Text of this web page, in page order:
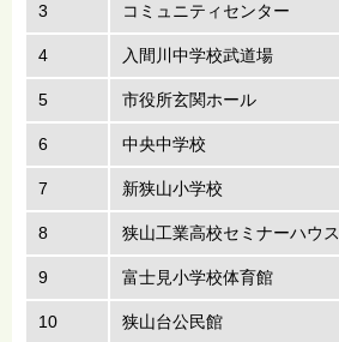
3 コミュニティセンター
4 入間川中学校武道場
5 市役所玄関ホール
6 中央中学校
7 新狭山小学校
8 狭山工業高校セミナーハウス
9 富士見小学校体育館
10 狭山台公民館